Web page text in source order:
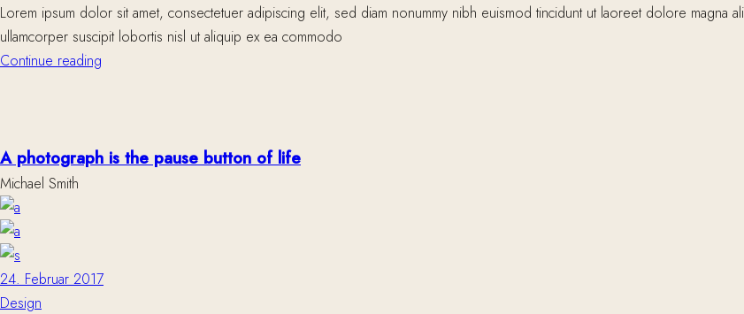
Lorem ipsum dolor sit amet, consectetuer adipiscing elit, sed diam nonummy nibh euismod tincidunt ut laoreet dolore magna
ullamcorper suscipit lobortis nisl ut aliquip ex ea commodo
Continue reading
A photograph is the pause button of life
Michael Smith
24. Februar 2017
Design